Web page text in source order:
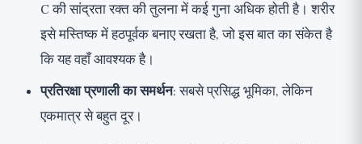
C की सांद्रता रक्त की तुलना में कई गुना अधिक होती है। शरीर
इसे मस्तिष्क में हठपूर्वक बनाए रखता है, जो इस बात का संकेत है
कि यह वहाँ आवश्यक है।
प्रतिरक्षा प्रणाली का समर्थन: सबसे प्रसिद्ध भूमिका, लेकिन
एकमात्र से बहुत दूर।